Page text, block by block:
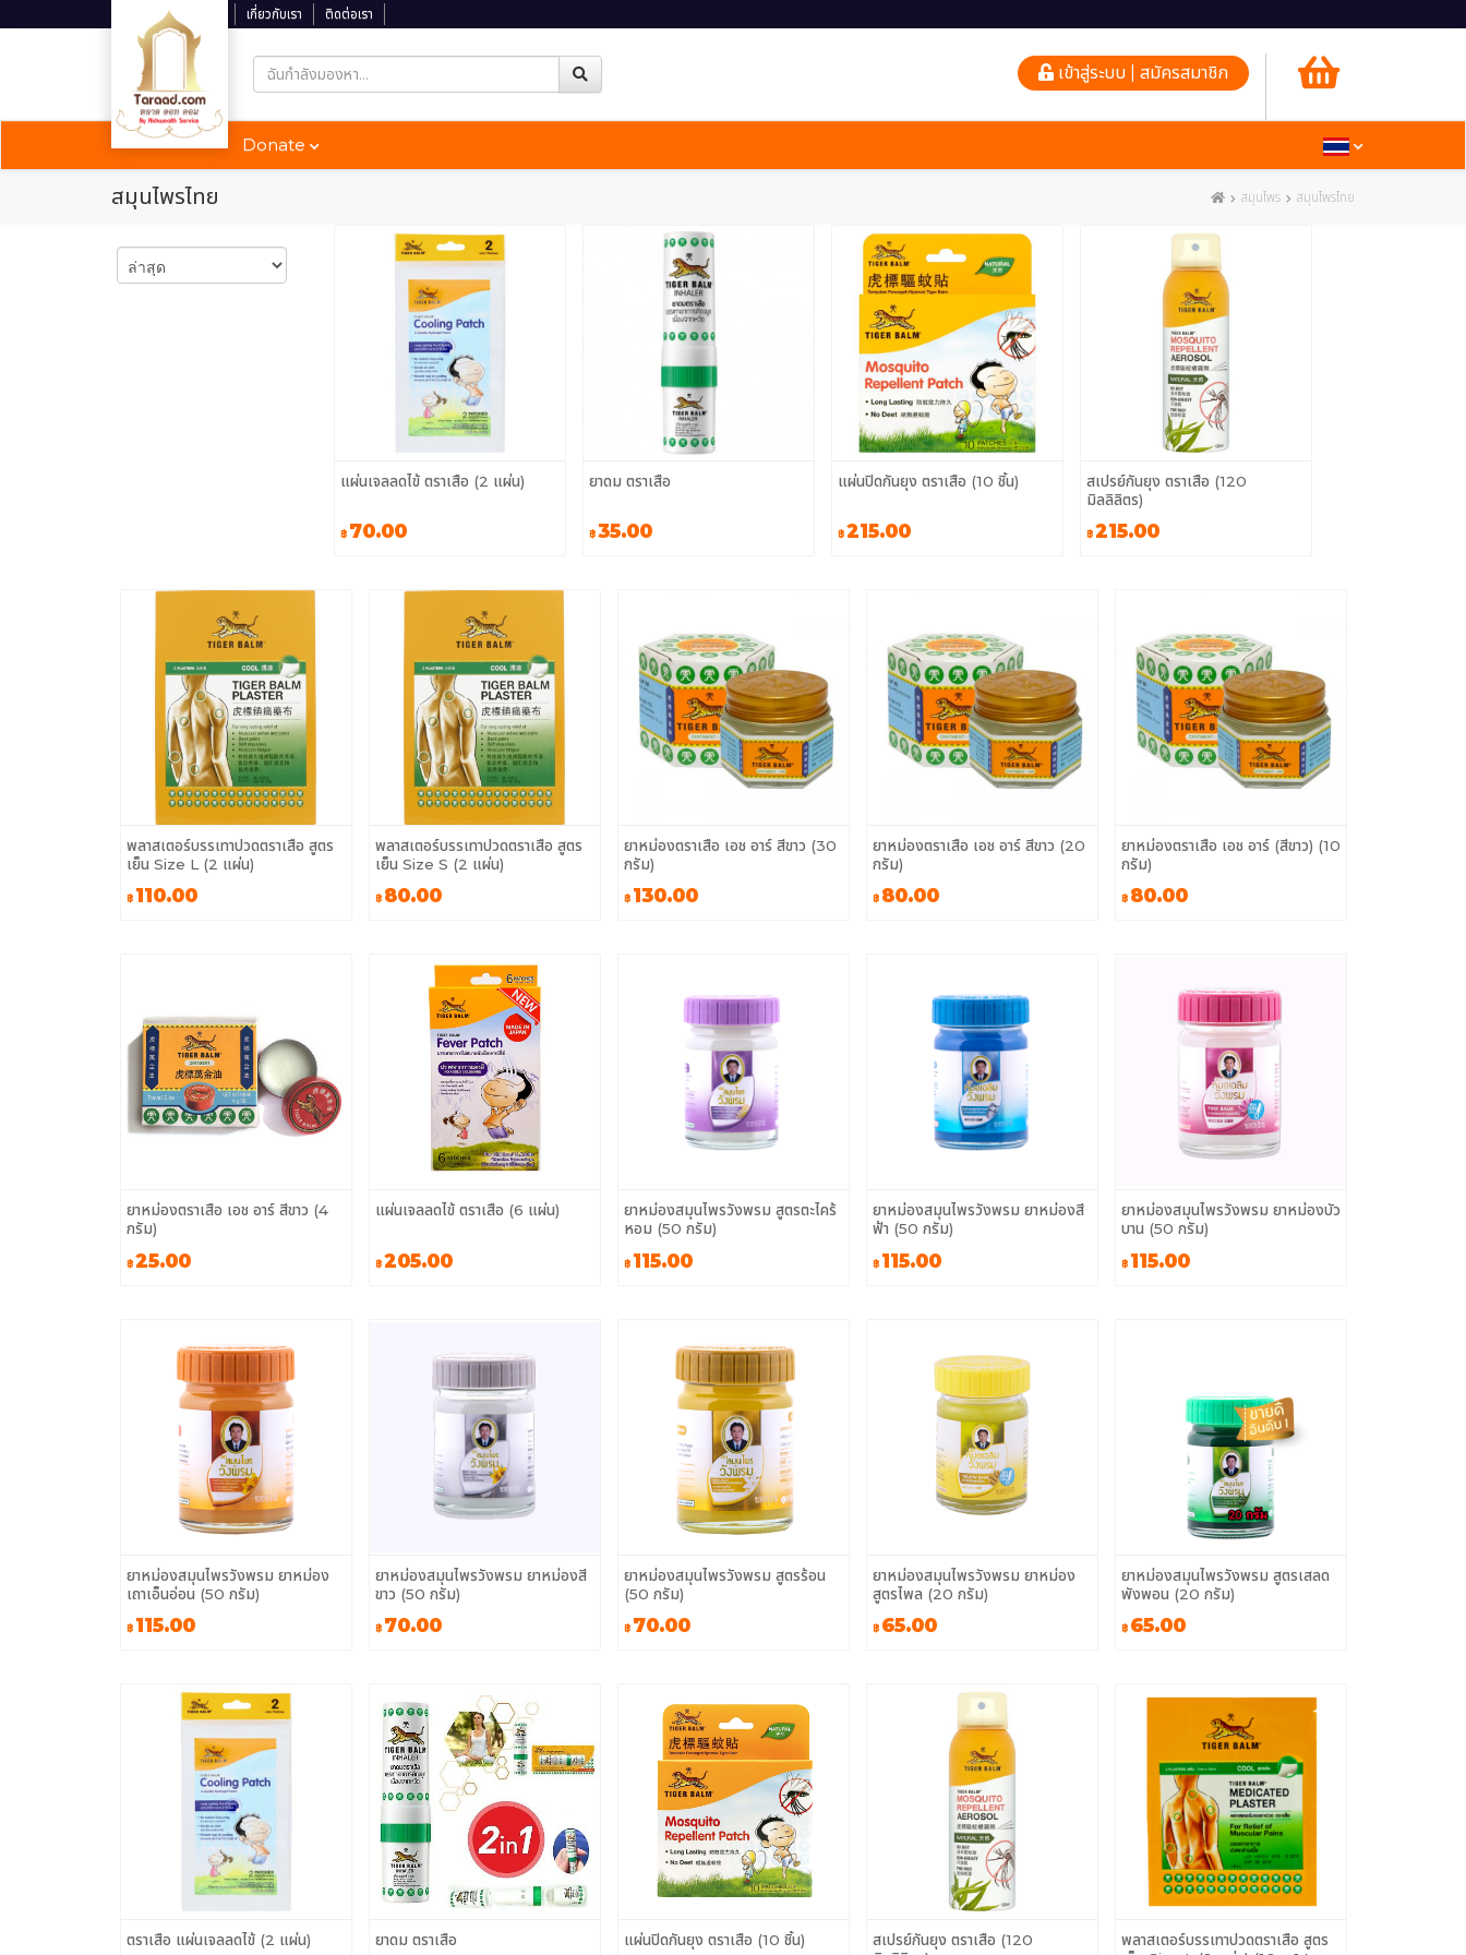
ติดตามสถานะจัดส่ง เกี่ยวกับเรา ติดต่อเรา
เข้าสู่ระบบ | สมัครสมาชิก
Donate
สมุนไพรไทย สมุนไพร สมุนไพรไทย
แผ่นเจลลดไข้ ตราเสือ (2 แผ่น)
฿ 70.00
ยาดม ตราเสือ
฿35.00
แผ่นปิดกันยุง ตราเสือ (10 ชิ้น)
฿215.00
สเปรย์กันยุง ตราเสือ (120
มิลลิลิตร)
฿215.00
พลาสเตอร์บรรเทาปวดตราเสือ สูตร
เย็น Size L (2 แผ่น)
฿ 110.00
พลาสเตอร์บรรเทาปวดตราเสือ สูตร
เย็น Size S (2 แผ่น)
฿ 80.00
ยาหม่องตราเสือ เอช อาร์ สีขาว (30
กรัม)
฿ 130.00
ยาหม่องตราเสือ เอช อาร์ สีขาว (20
กรัม)
฿ 80.00
ยาหม่องตราเสือ เอช อาร์ (สีขาว) (10
กรัม)
฿ 80.00
ยาหม่องตราเสือ เอช อาร์ สีขาว (4
กรัม)
฿25.00
แผ่นเจลลดไข้ ตราเสือ (6 แผ่น)
฿205.00
ยาหม่องสมุนไพรวังพรม สูตรตะไคร้
หอม (50 กรัม)
฿ 115.00
ยาหม่องสมุนไพรวังพรม ยาหม่องสี
ฟ้า (50 กรัม)
฿ 115.00
ยาหม่องสมุนไพรวังพรม ยาหม่องบัว
บาน (50 กรัม)
฿ 115.00
ยาหม่องสมุนไพรวังพรม ยาหม่อง
เถาเอ็นอ่อน (50 กรัม)
฿ 115.00
ยาหม่องสมุนไพรวังพรม ยาหม่องสี
ขาว (50 กรัม)
฿ 70.00
ยาหม่องสมุนไพรวังพรม สูตรร้อน
(50 กรัม)
฿ 70.00
ยาหม่องสมุนไพรวังพรม ยาหม่อง
สูตรไพล (20 กรัม)
฿ 65.00
ยาหม่องสมุนไพรวังพรม สูตรเสลด
พังพอน (20 กรัม)
฿ 65.00
ตราเสือ แผ่นเจลลดไข้ (2 แผ่น) ยาดม ตราเสือ แผ่นปิดกันยุง ตราเสือ (10 ชิ้น)
สเปรย์กันยุง ตราเสือ (120
พลาสเตอร์บรรเทาปวดตราเสือ สูตร